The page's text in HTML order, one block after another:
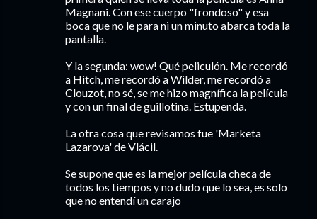
Magnani. Con ese cuerpo "frondoso" y esa
boca que no le para ni un minuto abarca toda la
pantalla.
Y la segunda: wow! Qué peliculón. Me recordó
a Hitch, me recordó a Wilder, me recordó a
Clouzot, no sé, se me hizo magnífica la película
y con un final de guillotina. Estupenda.
La otra cosa que revisamos fue 'Marketa
Lazarova' de Vlácil.
Se supone que es la mejor película checa de
todos los tiempos y no dudo que lo sea, es solo
que no entendí un carajo